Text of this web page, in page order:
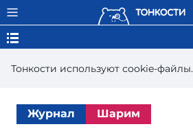
Тонкости используют сookie-файлы.
Журнал Шарим